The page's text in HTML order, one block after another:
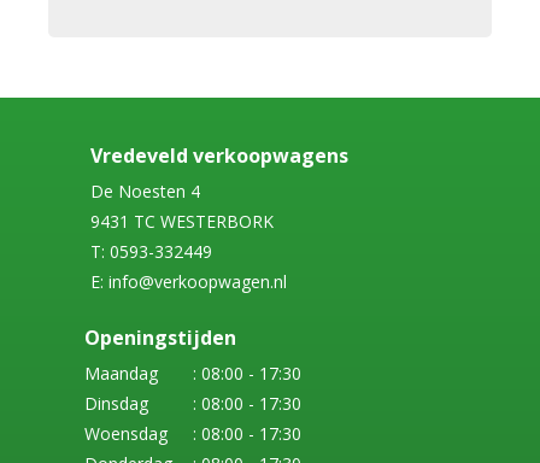
Vredeveld verkoopwagens
De Noesten 4
9431 TC WESTERBORK
T: 0593-332449
E: info@verkoopwagen.nl
Openingstijden
Maandag
: 08:00 - 17:30
Dinsdag
: 08:00 - 17:30
Woensdag
: 08:00 - 17:30